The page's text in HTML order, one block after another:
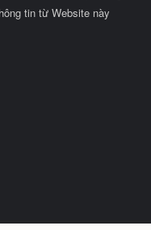
tin từ Website này